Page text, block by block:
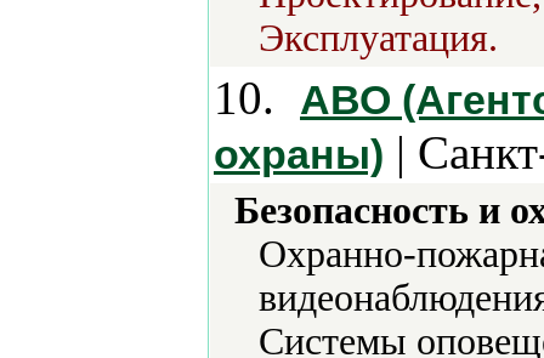
Эксплуатация.
10.
АВО
охраны) |
Безопасность и
Охранно-
Системы